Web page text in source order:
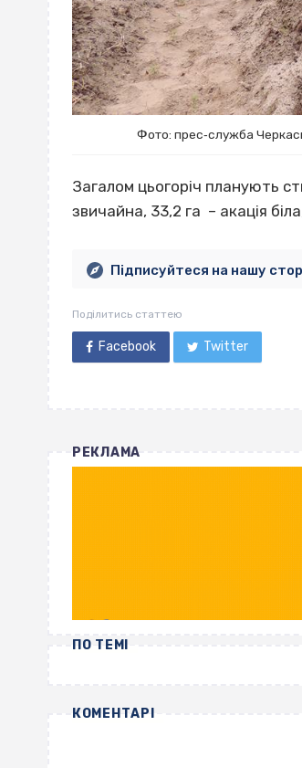
Фото: прес‐служба
Загалом цьогоріч планують
звичайна, 33,2 га – акація
Підписуйтеся на нашу
Поділитись статтею
Facebook Twitter
РЕКЛАМА
ПО ТЕМІ
КОМЕНТАРІ